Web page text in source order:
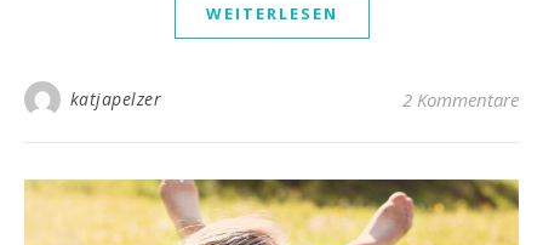
WEITERLESEN
katjapelzer 2 Kommentare